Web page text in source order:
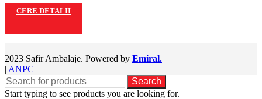
CERE DETALII
2023 Safir Ambalaje. Powered by Emiral.
| ANPC
Search
Start typing to see products you are looking for.